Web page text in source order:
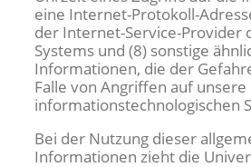
eine Internet-Protokoll-
der Internet-Service-Provider
Systems und (8) sonstige
Informationen, die der
Falle von Angriffen auf unsere
informationstechnologischen
Bei der Nutzung dieser
Informationen zieht die